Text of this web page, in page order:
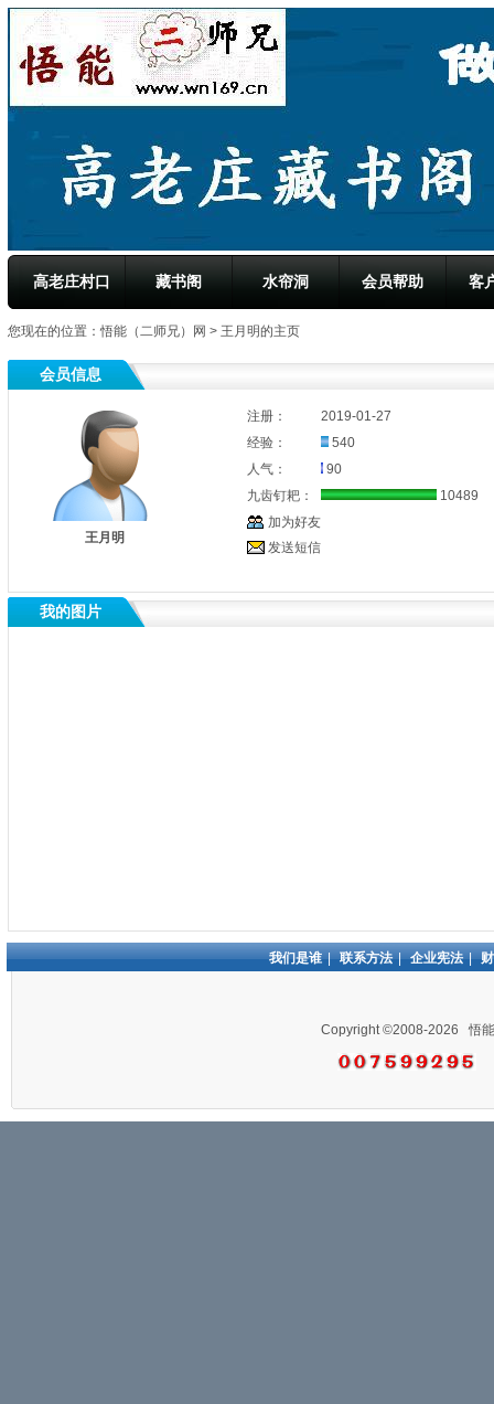
高老庄村口 藏书阁 水帘洞 会员帮助 客
您现在的位置：悟能（二师兄）网 > 王月明的主页
会员信息
王月明
注册：
2019-01-27
经验：
540
人气：
90
九齿钉耙：
10489
加为好友
发送短信
我的图片
Copyright ©2008-2026 悟
我们是谁 | 联系方法 | 企业宪法 |